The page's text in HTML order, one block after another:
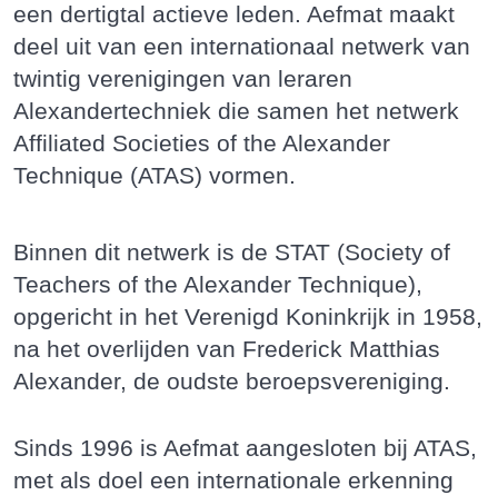
een dertigtal actieve leden. Aefmat maakt
deel uit van een internationaal netwerk van
twintig verenigingen van leraren
Alexandertechniek die samen het netwerk
Affiliated Societies of the Alexander
Technique (ATAS) vormen.
Binnen dit netwerk is de STAT (Society of
Teachers of the Alexander Technique),
opgericht in het Verenigd Koninkrijk in 1958,
na het overlijden van Frederick Matthias
Alexander, de oudste beroepsvereniging.
Sinds 1996 is Aefmat aangesloten bij ATAS,
met als doel een internationale erkenning